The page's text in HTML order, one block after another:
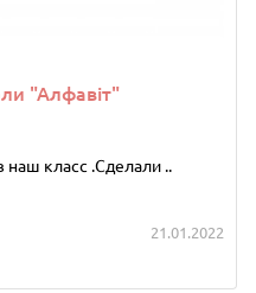
"Алфавіт"
наш класс .Сделали ..
21.01.2022